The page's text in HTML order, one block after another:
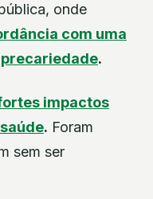
onde
com uma
.
impactos
. Foram
sem ser